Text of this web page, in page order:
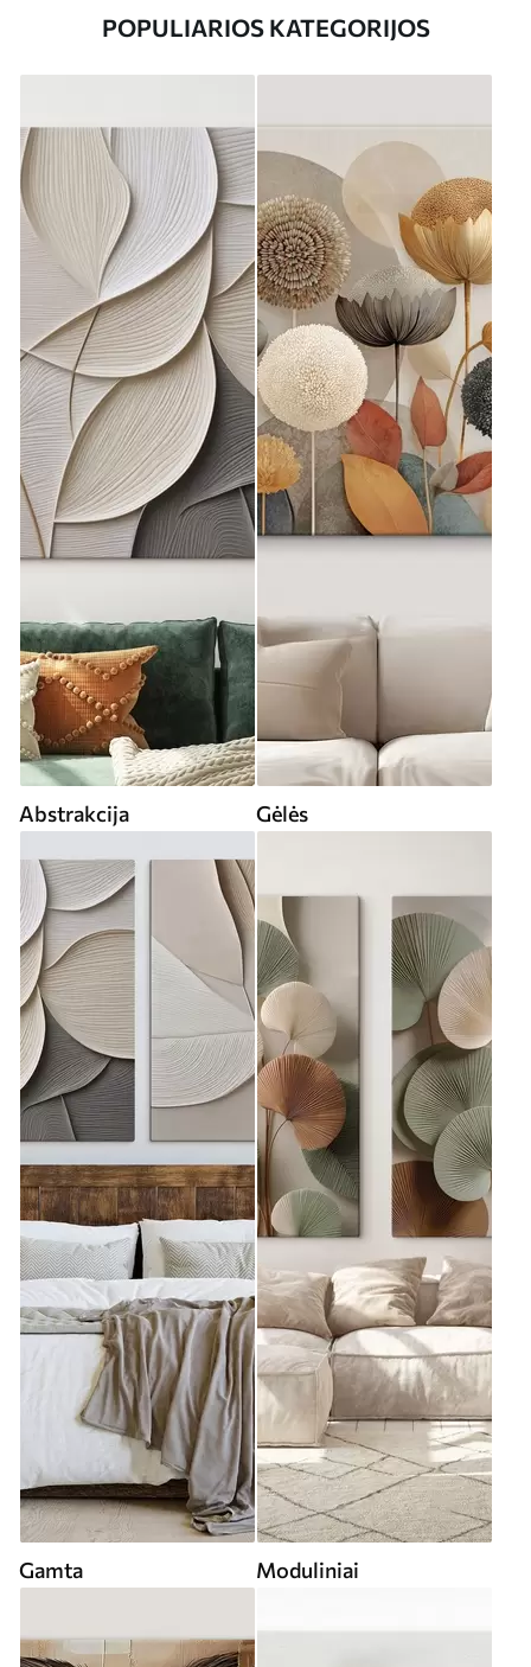
POPULIARIOS KATEGORIJOS
Abstrakcija Gėlės
Gamta Moduliniai